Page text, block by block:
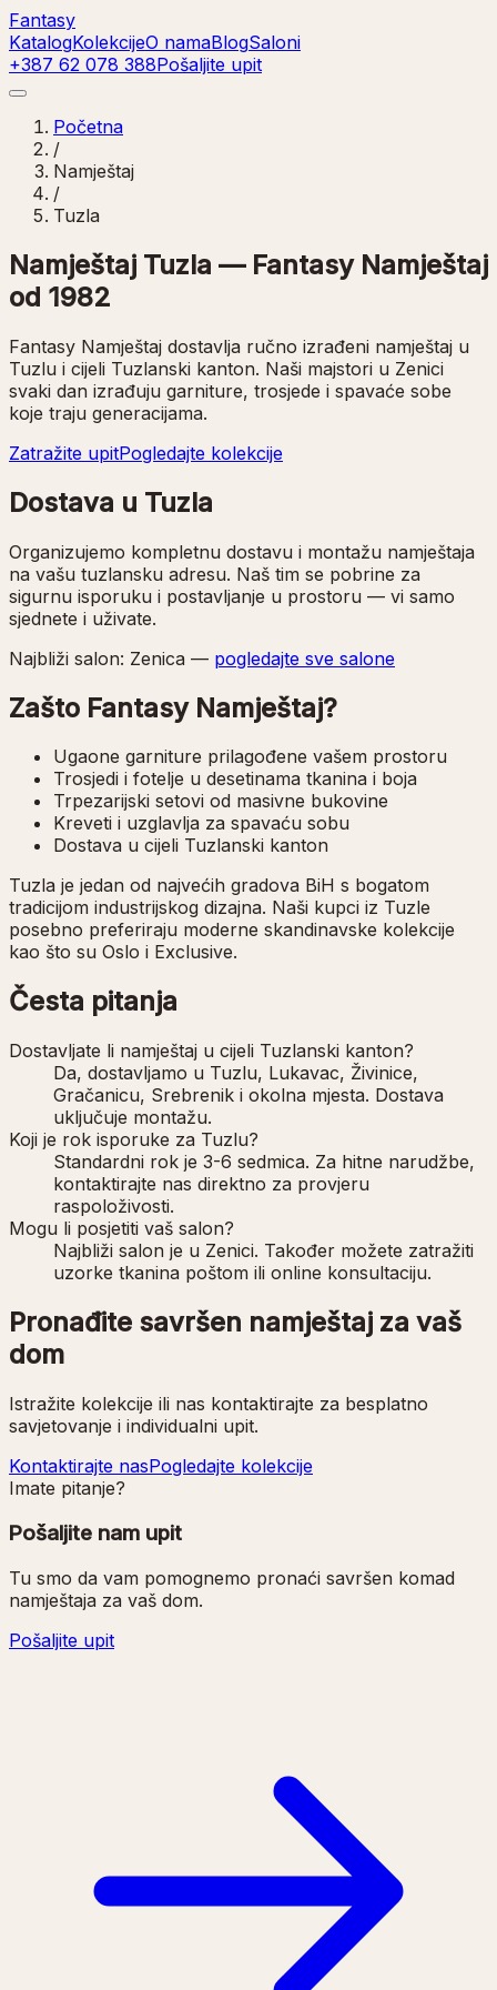
Fantasy
KatalogKolekcijeO namaBlogSaloni
+387 62 078 388Pošaljite upit
Početna
/
Namještaj
/
Tuzla
Namještaj Tuzla — Fantasy Namještaj
od 1982
Fantasy Namještaj dostavlja ručno izrađeni namještaj u
Tuzlu i cijeli Tuzlanski kanton. Naši majstori u Zenici
svaki dan izrađuju garniture, trosjede i spavaće sobe
koje traju generacijama.
Zatražite upitPogledajte kolekcije
Dostava u Tuzla
Organizujemo kompletnu dostavu i montažu namještaja
na vašu tuzlansku adresu. Naš tim se pobrine za
sigurnu isporuku i postavljanje u prostoru — vi samo
sjednete i uživate.
Najbliži salon: Zenica — pogledajte sve salone
Zašto Fantasy Namještaj?
Ugaone garniture prilagođene vašem prostoru
Trosjedi i fotelje u desetinama tkanina i boja
Trpezarijski setovi od masivne bukovine
Kreveti i uzglavlja za spavaću sobu
Dostava u cijeli Tuzlanski kanton
Tuzla je jedan od najvećih gradova BiH s bogatom
tradicijom industrijskog dizajna. Naši kupci iz Tuzle
posebno preferiraju moderne skandinavske kolekcije
kao što su Oslo i Exclusive.
Česta pitanja
Dostavljate li namještaj u cijeli Tuzlanski kanton?
Da, dostavljamo u Tuzlu, Lukavac, Živinice,
Gračanicu, Srebrenik i okolna mjesta. Dostava
uključuje montažu.
Koji je rok isporuke za Tuzlu?
Standardni rok je 3-6 sedmica. Za hitne narudžbe,
kontaktirajte nas direktno za provjeru
raspoloživosti.
Mogu li posjetiti vaš salon?
Najbliži salon je u Zenici. Također možete zatražiti
uzorke tkanina poštom ili online konsultaciju.
Pronađite savršen namještaj za vaš
dom
Istražite kolekcije ili nas kontaktirajte za besplatno
savjetovanje i individualni upit.
Kontaktirajte nasPogledajte kolekcije
Imate pitanje?
Pošaljite nam upit
Tu smo da vam pomognemo pronaći savršen komad
namještaja za vaš dom.
Pošaljite upit